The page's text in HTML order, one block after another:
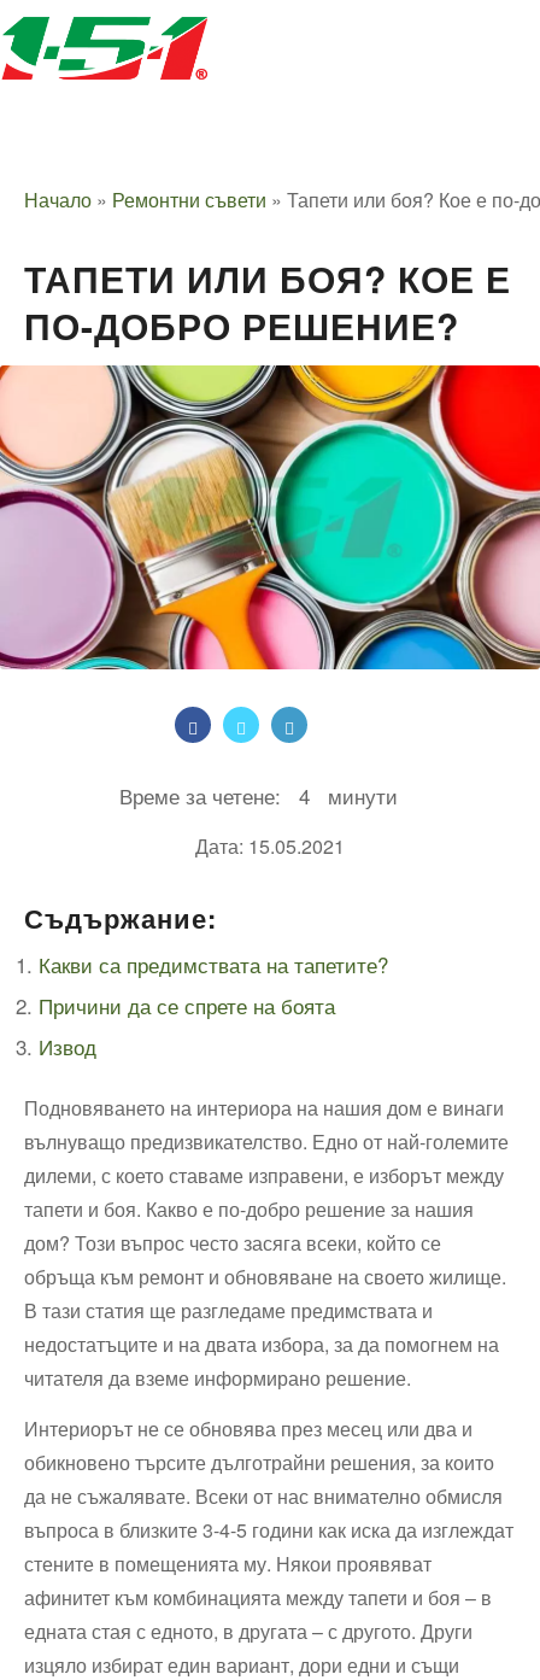
Начало » Ремонтни съвети » Тапети или боя? Кое е по-
ТАПЕТИ ИЛИ БОЯ? КОЕ Е
ПО-ДОБРО РЕШЕНИЕ?
Време за четене: 4 минути
Дата: 15.05.2021
Съдържание:
Какви са предимствата на тапетите?
Причини да⁢ се спрете на боята
Извод
Подновяването на интериора на нашия дом е винаги
вълнуващо предизвикателство. Едно от⁢ най-големите
дилеми, с което ставаме изправени, е изборът между⁢
тапети и боя. Какво е по-добро решение ‍за нашия
дом? ⁣Този въпрос често засяга ‌всеки,⁢ който се
обръща към ремонт и обновяване на своето жилище.
В тази ⁢статия ще разгледаме предимствата ⁢и
‌недостатъците и на‍ двата избора, за да помогнем на
читателя да вземе информирано решение.
Интериорът не се обновява през месец или два ​и
обикновено търсите⁣ дълготрайни⁤ решения, за които
да не съжалявате. Всеки от нас внимателно обмисля
въпроса в близките 3-4-5 години как иска да изглеждат
стените в помещенията му. Някои проявяват​
афинитет към комбинацията между тапети и боя –⁢ в
едната стая с едното, в другата – с другото. Други
изцяло избират един вариант, дори ‌едни и същи ​